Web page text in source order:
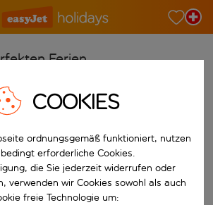
Ferien
für die automatische
Flughäfen
für die automatische
COOKIES
ordnungsgemäß funktioniert, nutzen
erforderliche Cookies.
die Sie jederzeit widerrufen oder
verwenden wir Cookies sowohl als auch
freie Technologie um: